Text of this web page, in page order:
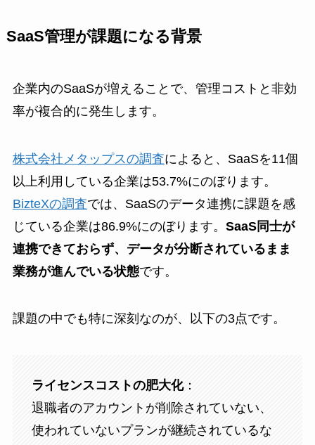
SaaS管理が課題になる背景
企業内のSaaSが増えることで、管理コストと非効
率が複合的に発生します。
株式会社メタップスの調査によると、SaaSを11個
以上利用している企業は53.7%にのぼります。
BizteXの調査では、SaaSのデータ連携に課題を感
じている企業は86.9%にのぼります。 SaaS同士が
連携できておらず、データが分断されているまま
業務が進んでいる状態です。
課題の中でも特に深刻なのが、以下の3点です。
ライセンスコストの肥大化：
退職者のアカウントが削除されていない、
使われていないプランが継続されているな